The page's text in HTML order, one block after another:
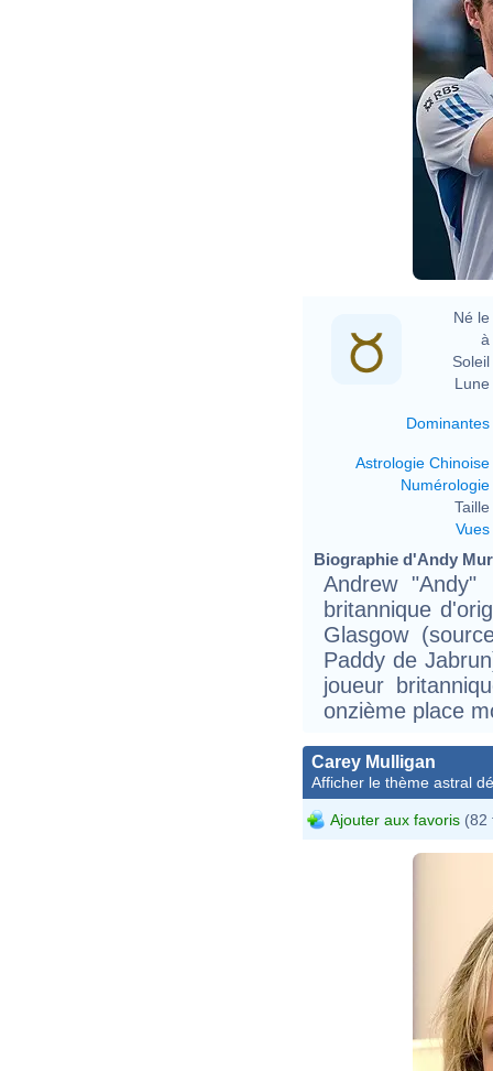
Né le
à
Soleil
Lune
Dominantes
Astrologie Chinoise
Numérologie
Taille
Vues
Biographie d'Andy
Andrew
britannique
Glasgow
Paddy de
joueur
onzième place
Carey Mulligan
Afficher le thème astral
Ajouter aux favoris (82